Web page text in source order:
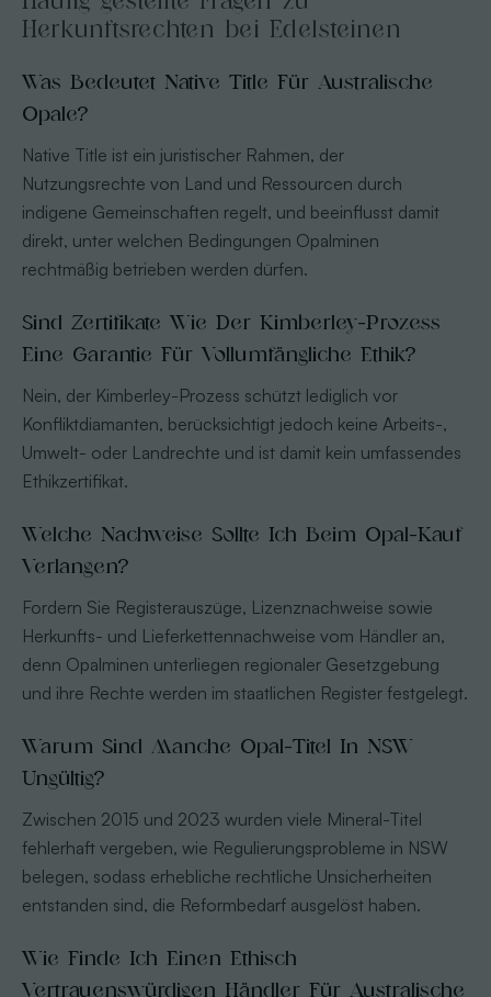
Herkunftsrechten bei Edelsteinen
Was Bedeutet Native Title Für Australische
Opale?
Native Title ist ein juristischer Rahmen, der
Nutzungsrechte von Land und Ressourcen durch
indigene Gemeinschaften regelt, und beeinflusst damit
direkt, unter welchen Bedingungen Opalminen
rechtmäßig betrieben werden dürfen.
Sind Zertifikate Wie Der Kimberley-Prozess
Eine Garantie Für Vollumfängliche Ethik?
Nein, der Kimberley-Prozess schützt lediglich vor
Konfliktdiamanten, berücksichtigt jedoch keine Arbeits-,
Umwelt- oder Landrechte und ist damit kein umfassendes
Ethikzertifikat.
Welche Nachweise Sollte Ich Beim Opal-Kauf
Verlangen?
Fordern Sie Registerauszüge, Lizenznachweise sowie
Herkunfts- und Lieferkettennachweise vom Händler an,
denn Opalminen unterliegen regionaler Gesetzgebung
und ihre Rechte werden im staatlichen Register festgelegt.
Warum Sind Manche Opal-Titel In NSW
Ungültig?
Zwischen 2015 und 2023 wurden viele Mineral-Titel
fehlerhaft vergeben, wie Regulierungsprobleme in NSW
belegen, sodass erhebliche rechtliche Unsicherheiten
entstanden sind, die Reformbedarf ausgelöst haben.
Wie Finde Ich Einen Ethisch
Vertrauenswürdigen Händler Für Australische